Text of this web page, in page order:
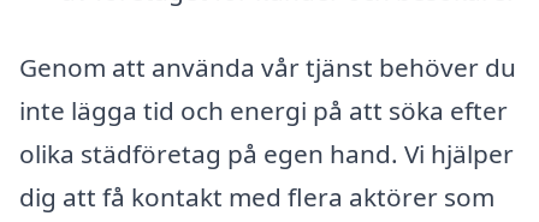
Genom att använda vår tjänst behöver du
inte lägga tid och energi på att söka efter
olika städföretag på egen hand. Vi hjälper
dig att få kontakt med flera aktörer som